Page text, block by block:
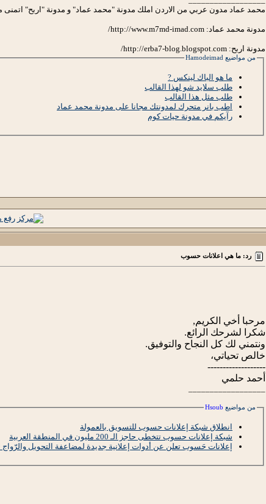
محمد عماد مدون عربي من الاردن املك مدونة "محمد عماد" و مدونة "اربح" اتمنى
مدونة محمد عماد: http://www.m7md-imad.com/
مدونة اربح: http://erba7-blog.blogspot.com/
من مواضيع Hamodeimad
ما هو الباك لينكس ?
طلب سلايد شو لهذا القالب
طلب مثل هذا القالب
اطب بانر متحرك لمدونتك مجانا على مدونة محمد عماد
رآيكم في مدونة حيات كوم
رد: ما هي اعلانات حسوب
مرحبا أخي الكريم,
شكرا لشرحك الرائع.
ونتمني لك كل النجاح والتوفيق.
خالص تحياتي،
-------------------
أحمد حلمي
من مواضيع Hsoub
انطلاق شبكة إعلانات حسوب للتسويق بالعمولة
شبكة إعلانات حسوب تتخطى حاجز الـ 200 مليون في المنطقة العربية
إعلانات حَسوب تعلن عن أدوات إعلانية جديدة لمضاعفة التحويل والرّواج